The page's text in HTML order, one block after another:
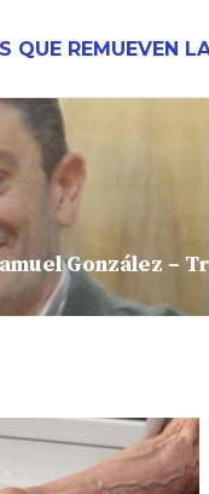
QUE REMUEVEN
González –